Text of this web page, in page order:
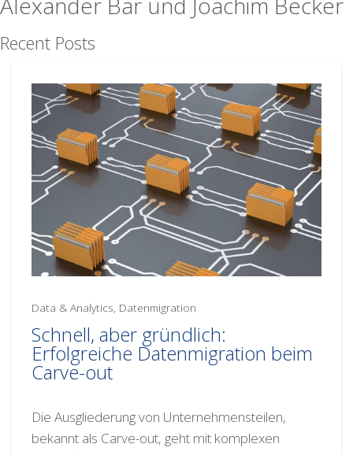
Recent Posts
Data & Analytics, Datenmigration
Schnell, aber gründlich:
Erfolgreiche Datenmigration beim
Carve-out
Die Ausgliederung von Unternehmensteilen,
bekannt als Carve-out, geht mit komplexen